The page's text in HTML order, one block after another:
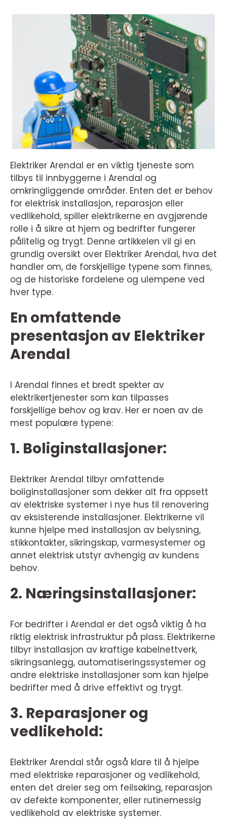
Elektriker Arendal er en viktig tjeneste som
tilbys til innbyggerne i Arendal og
omkringliggende områder. Enten det er behov
for elektrisk installasjon, reparasjon eller
vedlikehold, spiller elektrikerne en avgjørende
rolle i å sikre at hjem og bedrifter fungerer
pålitelig og trygt. Denne artikkelen vil gi en
grundig oversikt over Elektriker Arendal, hva det
handler om, de forskjellige typene som finnes,
og de historiske fordelene og ulempene ved
hver type.
En omfattende
presentasjon av Elektriker
Arendal
I Arendal finnes et bredt spekter av
elektrikertjenester som kan tilpasses
forskjellige behov og krav. Her er noen av de
mest populære typene:
1. Boliginstallasjoner:
Elektriker Arendal tilbyr omfattende
boliginstallasjoner som dekker alt fra oppsett
av elektriske systemer i nye hus til renovering
av eksisterende installasjoner. Elektrikerne vil
kunne hjelpe med installasjon av belysning,
stikkontakter, sikringskap, varmesystemer og
annet elektrisk utstyr avhengig av kundens
behov.
2. Næringsinstallasjoner:
For bedrifter i Arendal er det også viktig å ha
riktig elektrisk infrastruktur på plass. Elektrikerne
tilbyr installasjon av kraftige kabelnettverk,
sikringsanlegg, automatiseringssystemer og
andre elektriske installasjoner som kan hjelpe
bedrifter med å drive effektivt og trygt.
3. Reparasjoner og
vedlikehold:
Elektriker Arendal står også klare til å hjelpe
med elektriske reparasjoner og vedlikehold,
enten det dreier seg om feilsøking, reparasjon
av defekte komponenter, eller rutinemessig
vedlikehold av elektriske systemer.